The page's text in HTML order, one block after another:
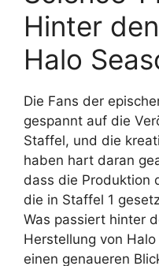
Hinter
Halo
Die Fans der
gespannt auf die
Staffel, und die
haben hart daran
dass die Produktion
die in Staffel 1
Was passiert hinter
Herstellung von
einen genaueren